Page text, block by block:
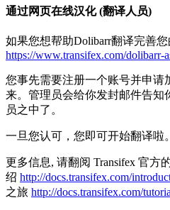
通过网页在线汉化 (翻译人员)
如果您想帮助Dolibarr翻译完善
https://www.transifex.com/dolibarr-
您事先需要注册一个账号并申请
来。管理员会给你发封邮件告知
员之中了。
一旦您认可，您即可开始翻译啦。
更多信息, 请翻阅 Transifex 官方
绍 http://docs.transifex.com/
之旅 http://docs.transifex.com/